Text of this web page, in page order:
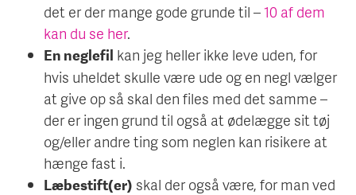
det er der mange gode grunde til –10 af dem
kan du se her.
En neglefil kan jeg heller ikke leve uden, for
hvis uheldet skulle være ude og en negl vælger
at give op så skal den files med det samme –
der er ingen grund til også at ødelægge sit tøj
og/eller andre ting som neglen kan risikere at
hænge fast i.
Læbestift(er) skal der også være, for man ved